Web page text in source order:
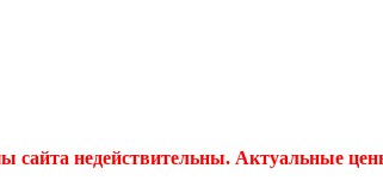
сайта недействительны. Актуальные